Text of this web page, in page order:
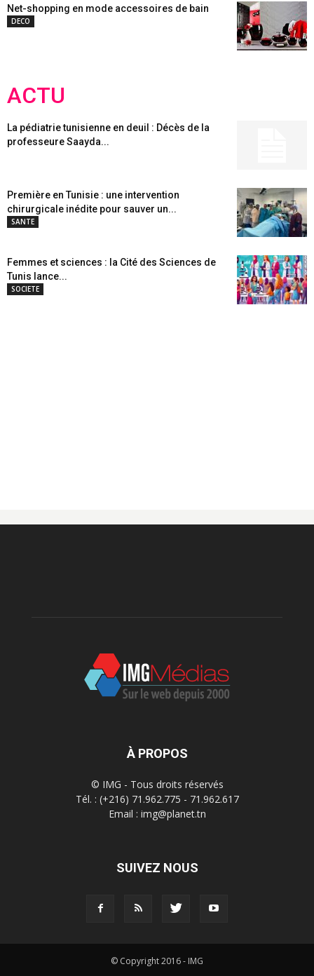
Net-shopping en mode accessoires de bain
DECO
ACTU
La pédiatrie tunisienne en deuil : Décès de la
professeure Saayda...
Première en Tunisie : une intervention
chirurgicale inédite pour sauver un...
SANTE
Femmes et sciences : la Cité des Sciences de
Tunis lance...
SOCIETE
À PROPOS
© IMG - Tous droits réservés
Tél. : (+216) 71.962.775 - 71.962.617
Email : img@planet.tn
SUIVEZ NOUS
© Copyright 2016 - IMG